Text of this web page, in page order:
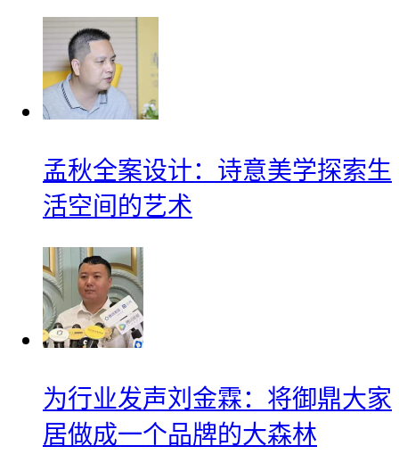
孟秋全案设计：诗意美学探索生
活空间的艺术
为行业发声刘金霖：将御鼎大家
居做成一个品牌的大森林